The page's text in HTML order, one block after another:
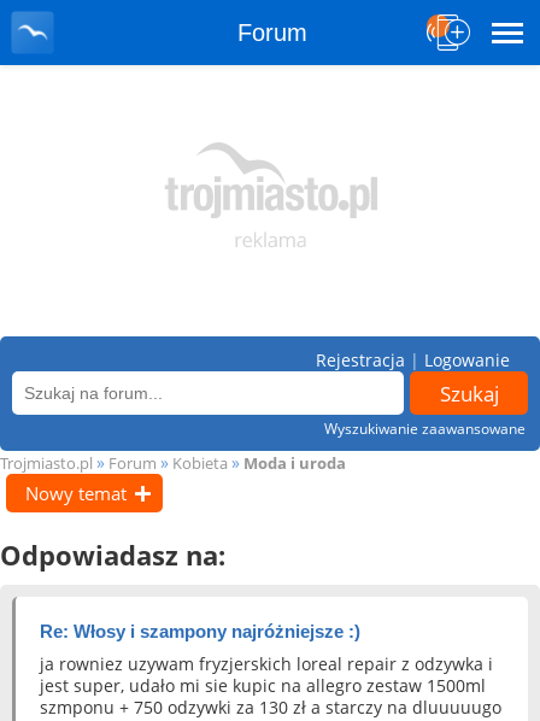
Forum
Wyszukiwanie zaawansowane
Rejestracja | Logowanie
Trojmiasto.pl » Forum » Kobieta » Moda i uroda
Nowy temat
Odpowiadasz na:
Re: Włosy i szampony najróżniejsze :)
ja rowniez uzywam fryzjerskich loreal repair z odzywka i
jest super, udało mi sie kupic na allegro zestaw 1500ml
szmponu + 750 odzywki za 130 zł a starczy na dluuuuugo